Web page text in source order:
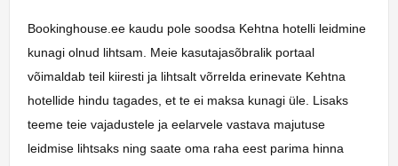
Bookinghouse.ee kaudu pole soodsa Kehtna hotelli leidmine
kunagi olnud lihtsam. Meie kasutajasõbralik portaal
võimaldab teil kiiresti ja lihtsalt võrrelda erinevate Kehtna
hotellide hindu tagades, et te ei maksa kunagi üle. Lisaks
teeme teie vajadustele ja eelarvele vastava majutuse
leidmise lihtsaks ning saate oma raha eest parima hinna